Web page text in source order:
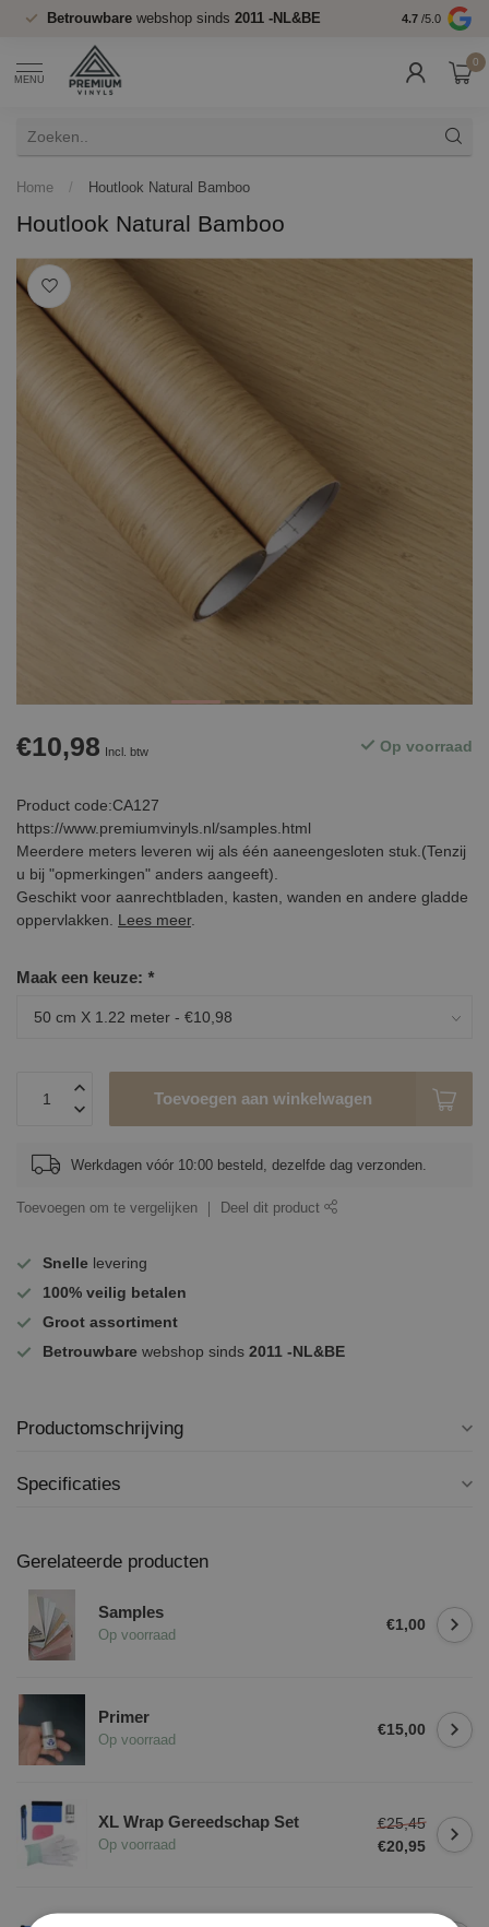
Betrouwbare webshop sinds 2011 -NL&BE 4.7 /5.0
MENU
0
Home / Houtlook Natural Bamboo
Houtlook Natural Bamboo
€10,98 Incl. btw Op voorraad
Product code:CA127
https://www.premiumvinyls.nl/samples.html
Meerdere meters leveren wij als één aaneengesloten stuk.(Tenzij
u bij "opmerkingen" anders aangeeft).
Geschikt voor aanrechtbladen, kasten, wanden en andere gladde
oppervlakken. Lees meer.
Maak een keuze: *
Toevoegen aan winkelwagen
Werkdagen vóór 10:00 besteld, dezelfde dag verzonden.
Toevoegen om te vergelijken Deel dit product
Snelle levering
100% veilig betalen
Groot assortiment
Betrouwbare webshop sinds 2011 -NL&BE
Productomschrijving
Specificaties
Gerelateerde producten
Samples
Op voorraad
€1,00
Primer
Op voorraad
€15,00
XL Wrap Gereedschap Set
Op voorraad
€25,45
€20,95